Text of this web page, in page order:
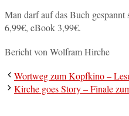
Man darf auf das Buch
6,99€, eBook 3,99€.
Bericht von Wolfram Hirche
Wortweg zum Kopfkino –
Kirche goes Story – Finale